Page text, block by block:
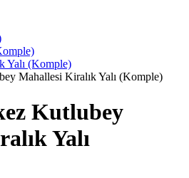
Yalı (Komple)
Mahallesi Kiralık Yalı (Komple)
Kutlubey
Yalı